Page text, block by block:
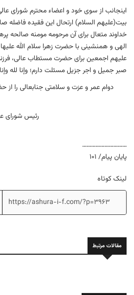
اینجانب از سوی خود و اعضاء محترم شورای
بیت(علیهم السلام) ارتحال این فقیده فاضله
خداوند متعال برای آن مرحومه مومنه صالحه
الهی و همنشینی با حضرت زهرا سلام الله علیها
علیهم اجمعین برای حضرت مستطاب عالی،
صبر جمیل و اجر جزیل مسئلت دارم؛ وإنا لله
دوام عمر و عزت و سلامتی جنابعالی را
رئیس شورای
…………………………
پایان پیام/ 101
لینک کوتاه
مقالات مرتبط